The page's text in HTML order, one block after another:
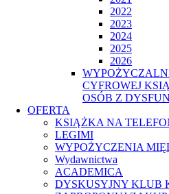
2022
2023
2024
2025
2026
CYFROWEJ
OSÓB Z
OFERTA
KSIĄŻKA NA
LEGIMI
WYPOŻYCZENIA
Wydawnictwa
ACADEMICA
DYSKUSYJNY KLUB